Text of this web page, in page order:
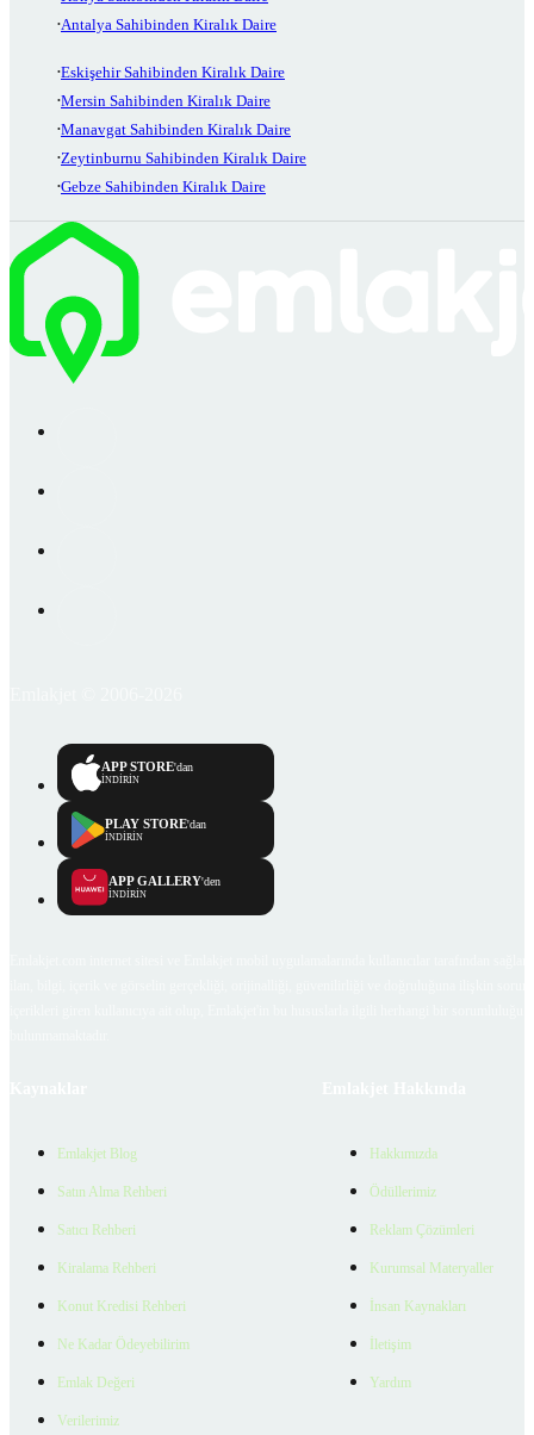
Antalya Sahibinden Kiralık Daire
Eskişehir Sahibinden Kiralık Daire
Mersin Sahibinden Kiralık Daire
Manavgat Sahibinden Kiralık Daire
Zeytinburnu Sahibinden Kiralık Daire
Gebze Sahibinden Kiralık Daire
APP STORE'dan
İNDİRİN
PLAY STORE'dan
İNDİRİN
APP GALLERY'den
İNDİRİN
Emlakjet Blog
Satın Alma Rehberi
Satıcı Rehberi
Kiralama Rehberi
Konut Kredisi Rehberi
Ne Kadar Ödeyebilirim
Emlak Değeri
Verilerimiz
Hakkımızda
Ödüllerimiz
Reklam Çözümleri
Kurumsal Materyaller
İnsan Kaynakları
İletişim
Yardım